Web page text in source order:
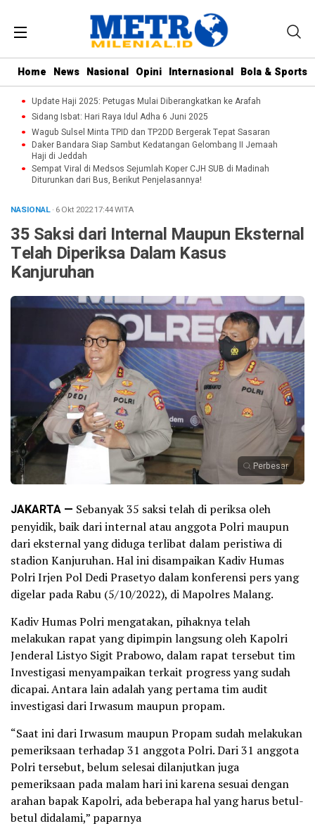
Home News Nasional Opini Internasional Bola & Sports
Update Haji 2025: Petugas Mulai Diberangkatkan ke Arafah
Sidang Isbat: Hari Raya Idul Adha 6 Juni 2025
Wagub Sulsel Minta TPID dan TP2DD Bergerak Tepat Sasaran
Daker Bandara Siap Sambut Kedatangan Gelombang II Jemaah
Haji di Jeddah
Sempat Viral di Medsos Sejumlah Koper CJH SUB di Madinah
Diturunkan dari Bus, Berikut Penjelasannya!
NASIONAL· 6 Okt 202217:44WITA
35 Saksi dari Internal Maupun Eksternal
Telah Diperiksa Dalam Kasus
Kanjuruhan
Perbesar
JAKARTA — Sebanyak 35 saksi telah di periksa oleh
penyidik, baik dari internal atau anggota Polri maupun
dari eksternal yang diduga terlibat dalam peristiwa di
stadion Kanjuruhan. Hal ini disampaikan Kadiv Humas
Polri Irjen Pol Dedi Prasetyo dalam konferensi pers yang
digelar pada Rabu (5/10/2022), di Mapolres Malang.
Kadiv Humas Polri mengatakan, pihaknya telah
melakukan rapat yang dipimpin langsung oleh Kapolri
Jenderal Listyo Sigit Prabowo, dalam rapat tersebut tim
Investigasi menyampaikan terkait progress yang sudah
dicapai. Antara lain adalah yang pertama tim audit
investigasi dari Irwasum maupun propam.
“Saat ini dari Irwasum maupun Propam sudah melakukan
pemeriksaan terhadap 31 anggota Polri. Dari 31 anggota
Polri tersebut, belum selesai dilanjutkan juga
pemeriksaan pada malam hari ini karena sesuai dengan
arahan bapak Kapolri, ada beberapa hal yang harus betul-
betul didalami,” paparnya